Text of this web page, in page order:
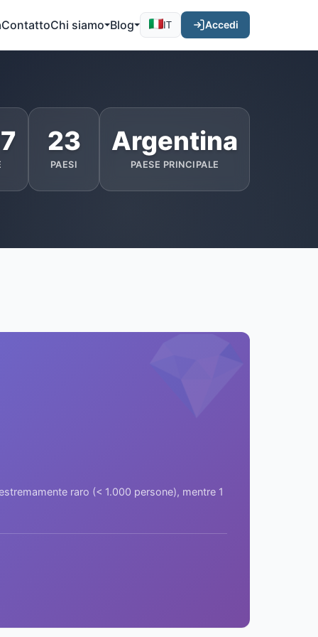
ContattoChi siamo Blog IT Accedi
23
PAESI
Argentina
PAESE PRINCIPALE
💎
raro (< 1.000 persone), mentre 1